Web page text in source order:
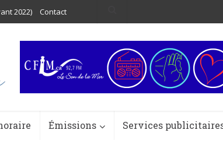
2022) Contact
Émissions Services